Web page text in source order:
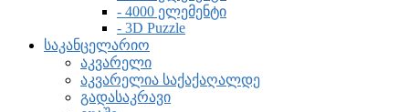
- 4000 ელემენტი
- 3D Puzzle
საკანცელარიო
აკვარელი
აკვარელია საქაქაღალდე
გადასაკრავი